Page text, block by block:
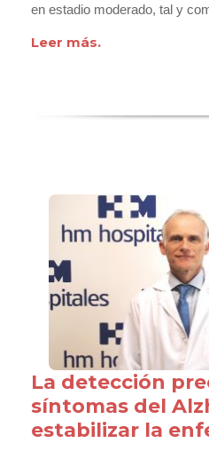
en estadio moderado, tal y
Leer más.
La detección
síntomas del
estabilizar la